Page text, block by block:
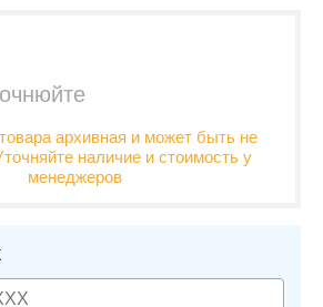
архивная и может быть не
наличие и стоимость у
менеджеров